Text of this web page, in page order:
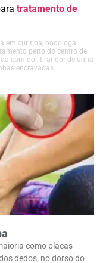
tratamento de
em curitiba, podologa
perto do centro de
com dor, tirar dor de unha
encravadas
como placas
dedos, no dorso do